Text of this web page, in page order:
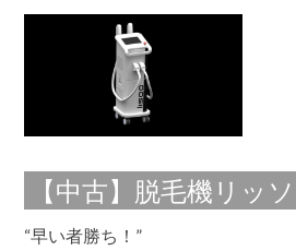
脱
機
ッ
ソ
【中古】脱毛機リッ
“早い者勝ち！”